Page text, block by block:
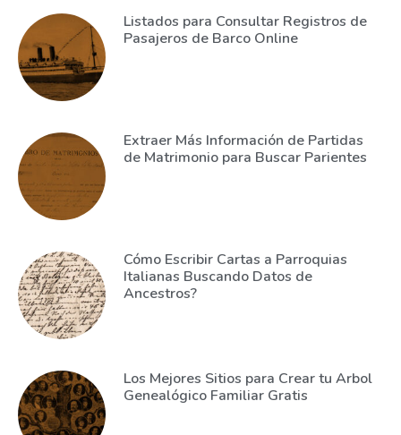
Listados para Consultar Registros de
Pasajeros de Barco Online
Extraer Más Información de Partidas
de Matrimonio para Buscar Parientes
Cómo Escribir Cartas a Parroquias
Italianas Buscando Datos de
Ancestros?
Los Mejores Sitios para Crear tu Arbol
Genealógico Familiar Gratis